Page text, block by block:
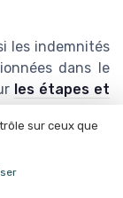
les indemnités
dans le
les étapes et
vos droits.
sur ceux que